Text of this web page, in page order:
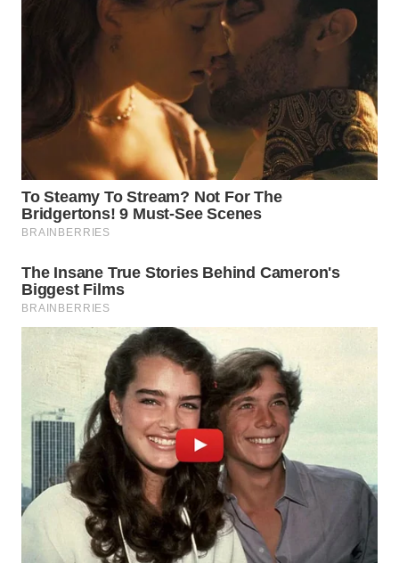
WN
CIREBON
INDRAMAYU
WN
WN
WN
SUBANG
WN
SUKABUMI
WN
PURWAKARTA